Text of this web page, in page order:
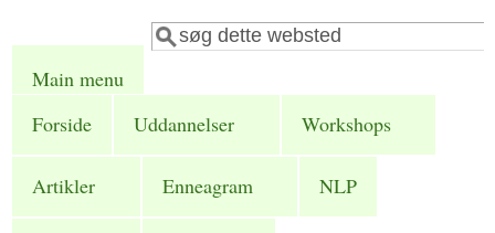
Søgefelt
Søg
Main menu
Forside
Uddannelser Workshops
Artikler Enneagram NLP